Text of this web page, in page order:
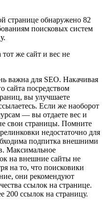
странице обнаружено 82
поисковых систем
же сайт и вес не
важна для SEO. Накачивая
сайта посредством
вы улучшаете
Если же наоборот
— вы отдаете вес и
свои страницы. Помните
недостаточно для
подпитка внешними
Максимальное
на внешние сайты не
на то, что поисковики
они рекомендуют
ссылок на странице.
ссылок на страницу.